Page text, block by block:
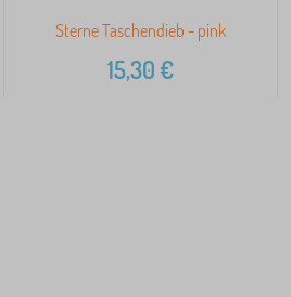
Sterne Taschendieb - pink
15,30€